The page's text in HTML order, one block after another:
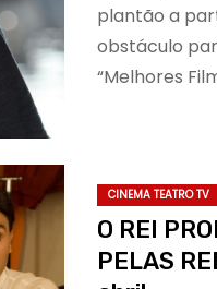
plantão a
obstáculo
“Melhores
CINEMA TEATRO TV
O REI
PELAS